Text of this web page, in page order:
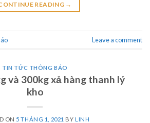
READING →
Leave a comment
TIN TỨC THÔNG BÁO
và 300kg xả hàng thanh lý
kho
ON 5 THÁNG 1, 2021 BY LINH